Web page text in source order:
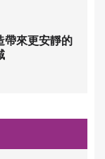
帶來更安靜的